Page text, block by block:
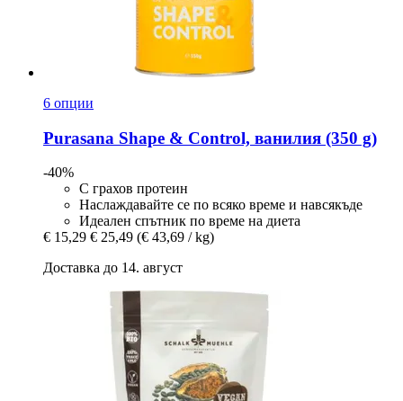
6 опции
Purasana Shape & Control, ванилия (350 g)
-40%
С грахов протеин
Наслаждавайте се по всяко време и навсякъде
Идеален спътник по време на диета
€ 15,29 € 25,49 (€ 43,69 / kg)
Доставка до 14. август